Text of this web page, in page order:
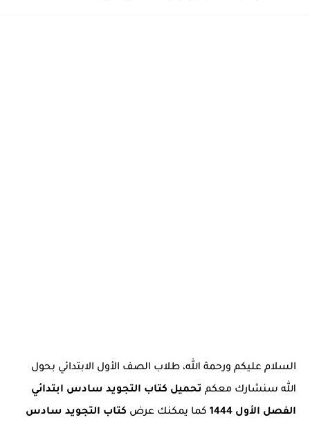
السلام عليكم ورحمة الله، طلاب الصف الأول الابتدائي بحول
الله سنشارك معكم تحميل كتاب التجويد سادس ابتدائي
الفصل الأول 1444
كما يمكنك عرض كتاب التجويد سادس